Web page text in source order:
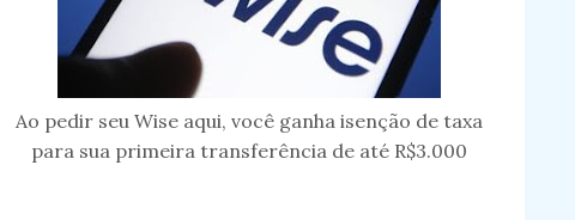
Ao pedir seu Wise aqui, você ganha isenção de taxa
para sua primeira transferência de até R$3.000